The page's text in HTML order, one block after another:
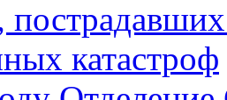
катастроф